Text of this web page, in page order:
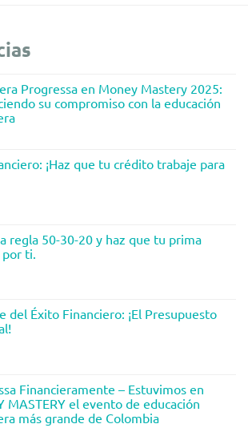
Progressa en Money Mastery 2025:
su compromiso con la educación
¡Haz que tu crédito trabaje para
regla 50-30-20 y haz que tu prima
ti.
del Éxito Financiero: ¡El Presupuesto
Financieramente – Estuvimos en
MASTERY el evento de educación
más grande de Colombia